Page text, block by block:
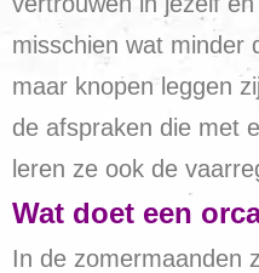
misschien wat minder
maar knopen leggen
de afspraken die met
leren ze ook de
Wat doet een
In de zomermaanden